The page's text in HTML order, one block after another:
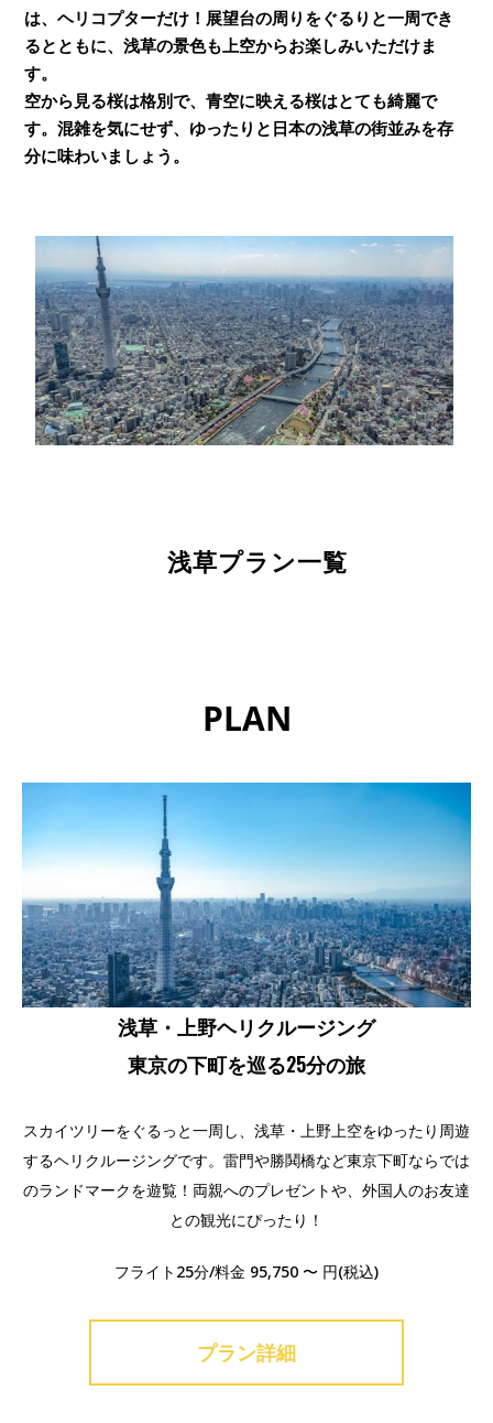
は、ヘリコプターだけ！展望台の周りをぐるりと一周でき
るとともに、浅草の景色も上空からお楽しみいただけま
す。
空から見る桜は格別で、青空に映える桜はとても綺麗で
す。混雑を気にせず、ゆったりと日本の浅草の街並みを存
分に味わいましょう。
浅草プラン一覧
PLAN
浅草・上野ヘリクルージング
東京の下町を巡る25分の旅
スカイツリーをぐるっと一周し、浅草・上野上空をゆったり周遊
するヘリクルージングです。雷門や勝鬨橋など東京下町ならでは
のランドマークを遊覧！両親へのプレゼントや、外国人のお友達
との観光にぴったり！
フライト25分/料金 95,750 〜 円(税込)
プラン詳細